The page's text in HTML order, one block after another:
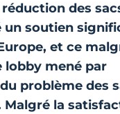
des
un soutien
, et ce
lobby mené par
problème des
Malgré la